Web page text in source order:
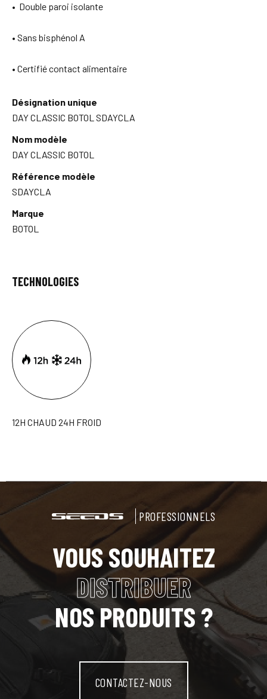
• Double paroi isolante
• Sans bisphénol A
• Certifié contact alimentaire
Désignation unique
DAY CLASSIC BOTOL SDAYCLA
Nom modèle
DAY CLASSIC BOTOL
Référence modèle
SDAYCLA
Marque
BOTOL
TECHNOLOGIES
12H CHAUD 24H FROID
PROFESSIONNELS
VOUS SOUHAITEZ
DISTRIBUER
NOS PRODUITS ?
CONTACTEZ-NOUS